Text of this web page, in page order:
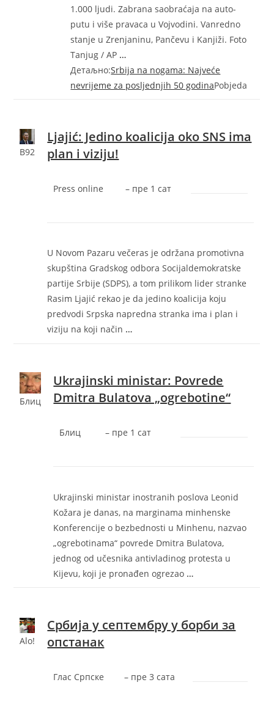
1.000 ljudi. Zabrana saobraćaja na auto-
putu i više pravaca u Vojvodini. Vanredno
stanje u Zrenjaninu, Pančevu i Kanjiži. Foto
Tanjug / AP …
Детаљно:Srbija na nogama: Najveće
nevrijeme za posljednjih 50 godinaPobjeda
B92
Ljajić: Jedino koalicija oko SNS ima
plan i viziju!
Press online – ‎пре 1 сат‎
U Novom Pazaru večeras je održana promotivna
skupština Gradskog odbora Socijaldemokratske
partije Srbije (SDPS), a tom prilikom lider stranke
Rasim Ljajić rekao je da jedino koalicija koju
predvodi Srpska napredna stranka ima i plan i
viziju na koji način …
Блиц
Ukrajinski ministar: Povrede
Dmitra Bulatova „ogrebotine“
Блиц – ‎пре 1 сат‎
Ukrajinski ministar inostranih poslova Leonid
Kožara je danas, na marginama minhenske
Konferencije o bezbednosti u Minhenu, nazvao
„ogrebotinama“ povrede Dmitra Bulatova,
jednog od učesnika antivladinog protesta u
Kijevu, koji je pronađen ogrezao …
Alo!
Србија у септембру у борби за
опстанак
Глас Српске – ‎пре 3 сата‎